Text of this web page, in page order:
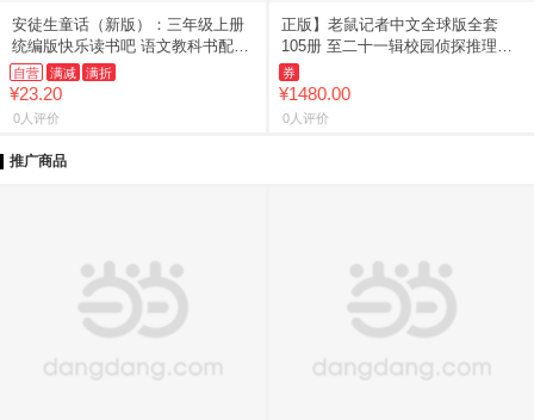
安徒生童话（新版）：三年级上册
统编版快乐读书吧 语文教科书配套
图书 （配套统编小学语文教科
书“快乐读书吧”栏目同步使用
自营 满减 满折
¥23.20
0人评价
正版】老鼠记者中文全球版全套
105册 至二十一辑校园侦探推理冒
险小说读物小学生三四五六年级课
外书籍8-14岁青少年阅读漫
券
¥1480.00
0人评价
推广商品